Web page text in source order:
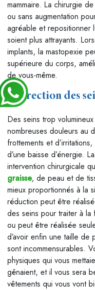
mammaire. La chirurgie
ou sans augmentation
agréable et repositionner
soient plus attrayants.
implants, la mastopexie
supérieure du corps,
de vous-même.
Correction des
Des seins trop
nombreuses douleurs au
frottements et
d’une baisse d’énergie.
intervention chirurgicale
graisse, de peau et de
mieux proportionnés à la
réduction peut être
des seins pour traiter à la
ou peut être réalisée
d’avoir enfin une taille
sont incommensurables.
physiques qui vous
gênaient, et il vous sera
vêtements qui vous vont